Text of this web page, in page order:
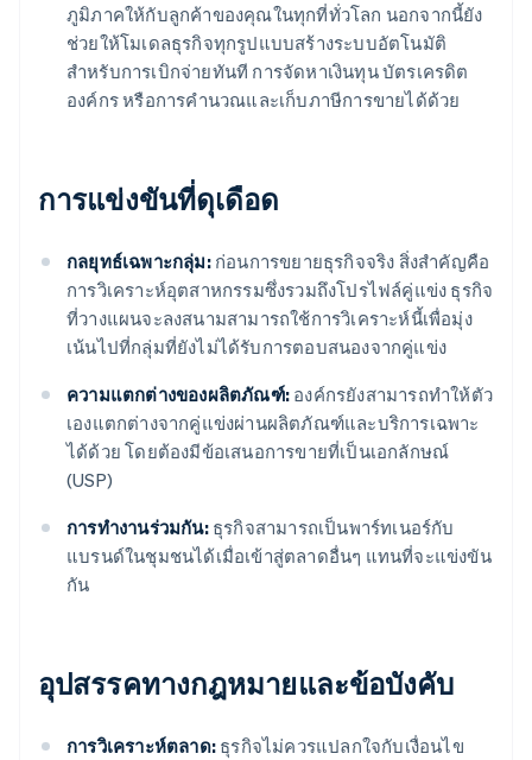
ภูมิภาคให้กับลูกค้าของคุณในทุกที่ทั่วโลก นอกจากนี้ยัง
ช่วยให้โมเดลธุรกิจทุกรูปแบบสร้างระบบอัตโนมัติ
สำหรับการเบิกจ่ายทันที การจัดหาเงินทุน บัตรเครดิต
องค์กร หรือการคํานวณและเก็บภาษีการขายได้ด้วย
การแข่งขันที่ดุเดือด
กลยุทธ์เฉพาะกลุ่ม:ก่อนการขยายธุรกิจจริง สิ่งสําคัญคือ
การวิเคราะห์อุตสาหกรรมซึ่งรวมถึงโปรไฟล์คู่แข่ง ธุรกิจ
ที่วางแผนจะลงสนามสามารถใช้การวิเคราะห์นี้เพื่อมุ่ง
เน้นไปที่กลุ่มที่ยังไม่ได้รับการตอบสนองจากคู่แข่ง
ความแตกต่างของผลิตภัณฑ์: องค์กรยังสามารถทําให้ตัว
เองแตกต่างจากคู่แข่งผ่านผลิตภัณฑ์และบริการเฉพาะ
ได้ด้วย โดยต้องมีข้อเสนอการขายที่เป็นเอกลักษณ์
(USP)
การทํางานร่วมกัน:ธุรกิจสามารถเป็นพาร์ทเนอร์กับ
แบรนด์ในชุมชนได้เมื่อเข้าสู่ตลาดอื่นๆ แทนที่จะแข่งขัน
กัน
อุปสรรคทางกฎหมายและข้อบังคับ
การวิเคราะห์ตลาด: ธุรกิจไม่ควรแปลกใจกับเงื่อนไข